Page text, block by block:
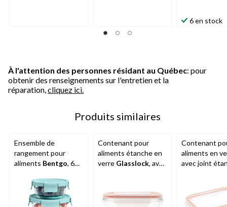
6 en stock
À l'attention des personnes résidant au Québec: pour
obtenir des renseignements sur l'entretien et la
réparation, cliquez ici.
Produits similaires
Ensemble de
rangement pour
aliments Bentgo, 6
Contenant pour
aliments étanche en
verre Glasslock, avec
Contenant
aliments en
avec joint